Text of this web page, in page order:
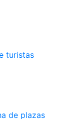
turistas
de plazas